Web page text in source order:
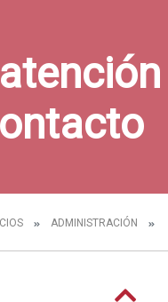
ADMINISTRACIÓN